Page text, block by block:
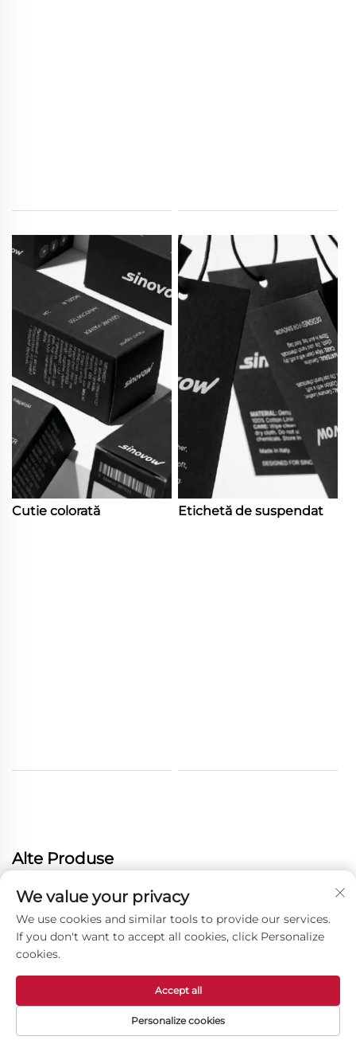
Cutie colorată Etichetă de suspendat
Alte Produse
We value your privacy
We use cookies and similar tools to provide our services.
If you don't want to accept all cookies, click Personalize
cookies.
Personalize cookies
Accept all